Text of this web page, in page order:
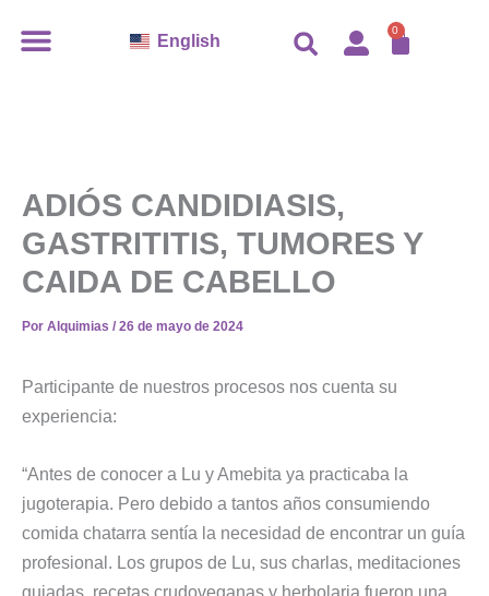
English 0
ADIÓS CANDIDIASIS,
GASTRITITIS, TUMORES Y
CAIDA DE CABELLO
Por Alquimias / 26 de mayo de 2024
Participante de nuestros procesos nos cuenta su
experiencia:
“Antes de conocer a Lu y Amebita ya practicaba la
jugoterapia. Pero debido a tantos años consumiendo
comida chatarra sentía la necesidad de encontrar un guía
profesional. Los grupos de Lu, sus charlas, meditaciones
guiadas, recetas crudoveganas,y herbolaria fueron una